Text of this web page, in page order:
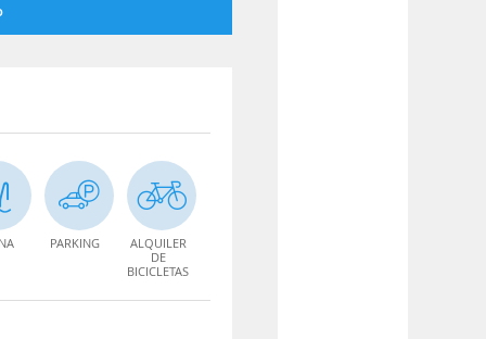
PARKING
ALQUILER
DE
BICICLETAS